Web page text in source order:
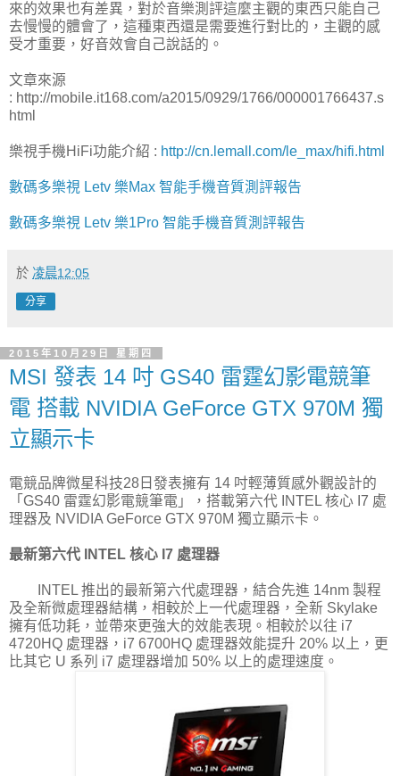
來的效果也有差異，對於音樂測評這麼主觀的東西只能自己
去慢慢的體會了，這種東西還是需要進行對比的，主觀的感
受才重要，好音效會自己說話的。
文章來源
: http://mobile.it168.com/a2015/0929/1766/000001766437.s
html
樂視手機HiFi功能介紹 : http://cn.lemall.com/le_max/hifi.html
數碼多樂視 Letv 樂Max 智能手機音質測評報告
數碼多樂視 Letv 樂1Pro 智能手機音質測評報告
於 凌晨12:05
分享
2015年10月29日 星期四
MSI 發表 14 吋 GS40 雷霆幻影電競筆
電 搭載 NVIDIA GeForce GTX 970M 獨
立顯示卡
電競品牌微星科技28日發表擁有 14 吋輕薄質感外觀設計的
「GS40 雷霆幻影電競筆電」，搭載第六代 INTEL 核心 I7 處
理器及 NVIDIA GeForce GTX 970M 獨立顯示卡。
最新第六代 INTEL 核心 I7 處理器
INTEL 推出的最新第六代處理器，結合先進 14nm 製程
及全新微處理器結構，相較於上一代處理器，全新 Skylake
擁有低功耗，並帶來更強大的效能表現。相較於以往 i7
4720HQ 處理器，i7 6700HQ 處理器效能提升 20% 以上，更
比其它 U 系列 i7 處理器增加 50% 以上的處理速度。